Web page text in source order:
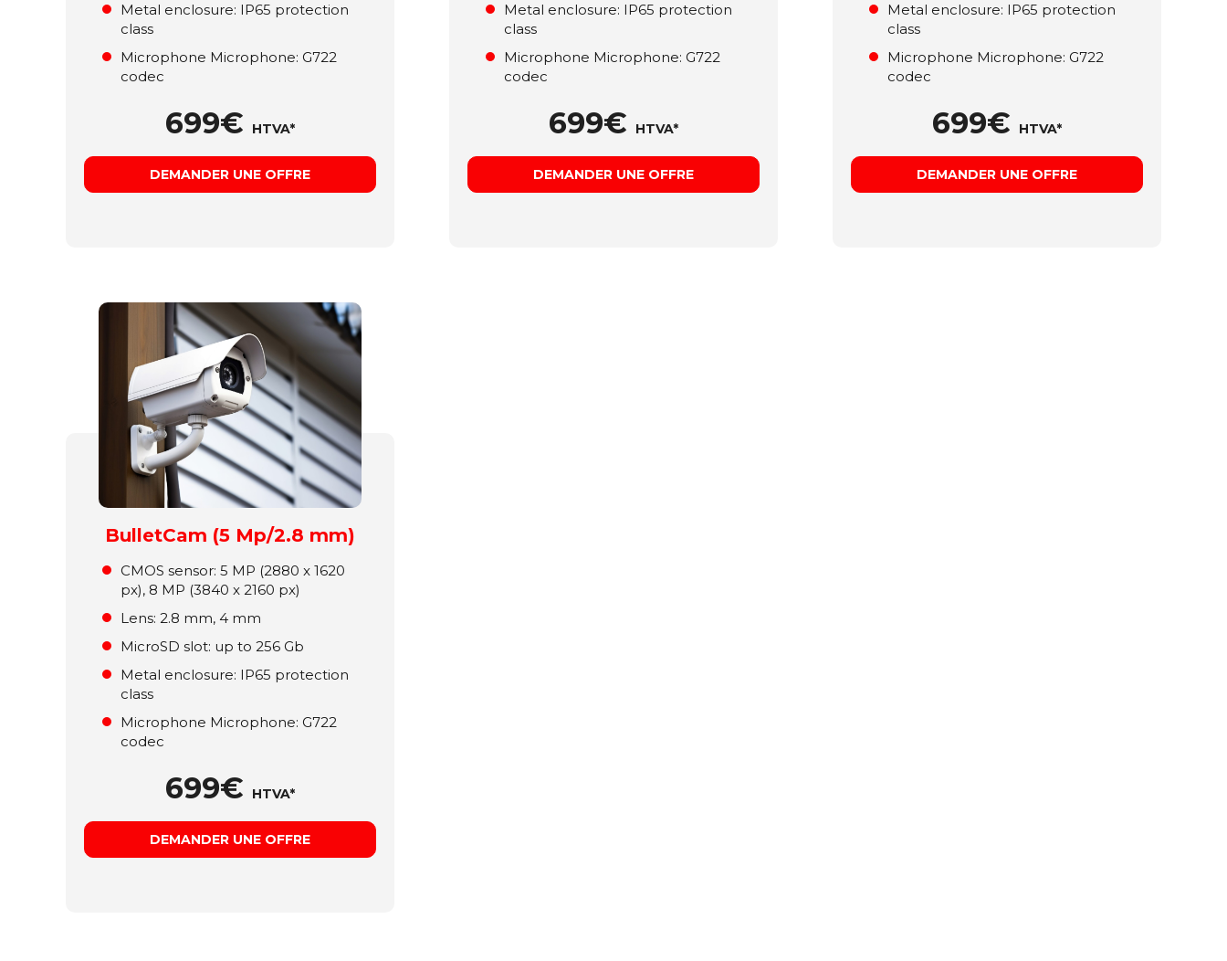
Metal enclosure: ІР65 protection
class
Microphone Microphone: G722
codec
699€ HTVA*
DEMANDER UNE OFFRE
Metal enclosure: ІР65 protection
class
Microphone Microphone: G722
codec
699€ HTVA*
DEMANDER UNE OFFRE
Metal enclosure: ІР65 protection
class
Microphone Microphone: G722
codec
699€ HTVA*
DEMANDER UNE OFFRE
BulletCam (5 Mp/2.8 mm)
СMOS sensor: 5 MP (2880 x 1620
px), 8 MP (3840 x 2160 px)
Lens: 2.8 mm, 4 mm
MicroSD slot: up to 256 Gb
Metal enclosure: ІР65 protection
class
Microphone Microphone: G722
codec
699€ HTVA*
DEMANDER UNE OFFRE